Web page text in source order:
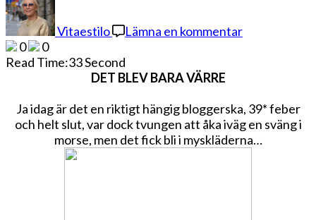
Vitaestilo Lämna en kommentar
0
0
Read Time:33 Second
DET BLEV BARA VÄRRE
Ja idag är det en riktigt hängig bloggerska, 39* feber
och helt slut, var dock tvungen att åka iväg en sväng i
morse, men det fick bli i myskläderna…